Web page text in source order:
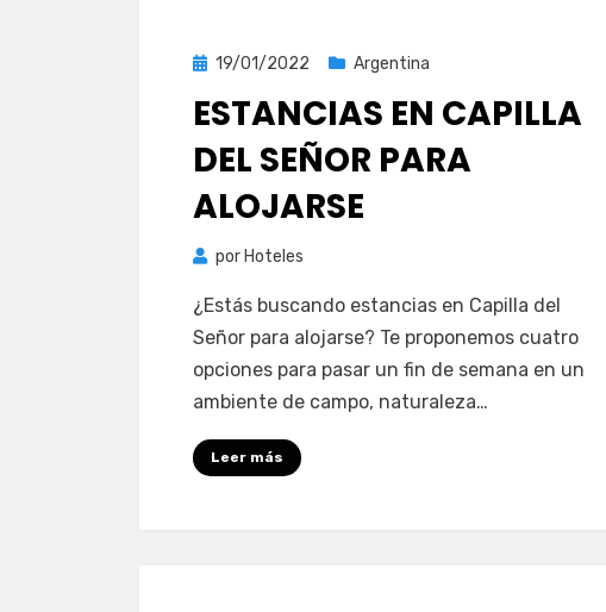
Publicada
19/01/2022 Argentina
ESTANCIAS EN CAPILLA
DEL SEÑOR PARA
ALOJARSE
por Hoteles
¿Estás buscando estancias en Capilla del
Señor para alojarse? Te proponemos cuatro
opciones para pasar un fin de semana en un
ambiente de campo, naturaleza…
Leer más